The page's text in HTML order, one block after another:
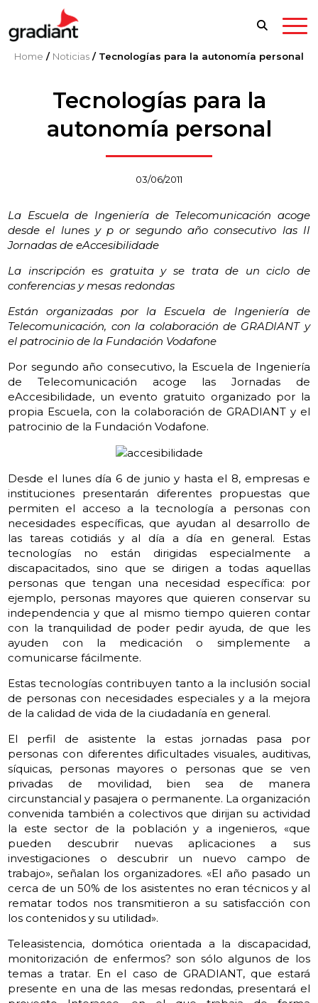
Home / Noticias / Tecnologías para la autonomía personal
Tecnologías para la
autonomía personal
03/06/2011
La Escuela de Ingeniería de Telecomunicación acoge
desde el lunes y p or segundo año consecutivo las II
Jornadas de eAccesibilidade
La inscripción es gratuita y se trata de un ciclo de
conferencias y mesas redondas
Están organizadas por la Escuela de Ingeniería de
Telecomunicación, con la colaboración de GRADIANT y
el patrocinio de la Fundación Vodafone
Por segundo año consecutivo, la Escuela de Ingeniería
de Telecomunicación acoge las Jornadas de
eAccesibilidade, un evento gratuito organizado por la
propia Escuela, con la colaboración de GRADIANT y el
patrocinio de la Fundación Vodafone.
Desde el lunes día 6 de junio y hasta el 8, empresas e
instituciones presentarán diferentes propuestas que
permiten el acceso a la tecnología a personas con
necesidades específicas, que ayudan al desarrollo de
las tareas cotidiás y al día a día en general. Estas
tecnologías no están dirigidas especialmente a
discapacitados, sino que se dirigen a todas aquellas
personas que tengan una necesidad específica: por
ejemplo, personas mayores que quieren conservar su
independencia y que al mismo tiempo quieren contar
con la tranquilidad de poder pedir ayuda, de que les
ayuden con la medicación o simplemente a
comunicarse fácilmente.
Estas tecnologías contribuyen tanto a la inclusión social
de personas con necesidades especiales y a la mejora
de la calidad de vida de la ciudadanía en general.
El perfil de asistente la estas jornadas pasa por
personas con diferentes dificultades visuales, auditivas,
síquicas, personas mayores o personas que se ven
privadas de movilidad, bien sea de manera
circunstancial y pasajera o permanente. La organización
convenida también a colectivos que dirijan su actividad
la este sector de la población y a ingenieros, «que
pueden descubrir nuevas aplicaciones a sus
investigaciones o descubrir un nuevo campo de
trabajo», señalan los organizadores. «El año pasado un
cerca de un 50% de los asistentes no eran técnicos y al
rematar todos nos transmitieron a su satisfacción con
los contenidos y su utilidad».
Teleasistencia, domótica orientada a la discapacidad,
monitorización de enfermos? son sólo algunos de los
temas a tratar. En el caso de GRADIANT, que estará
presente en una de las mesas redondas, presentará el